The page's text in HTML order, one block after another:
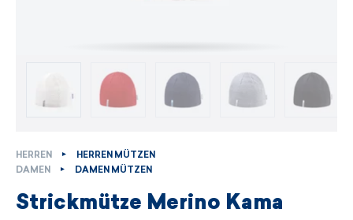
HERREN
HERREN MÜTZEN
DAMEN
DAMEN MÜTZEN
Strickmütze Merino Kama